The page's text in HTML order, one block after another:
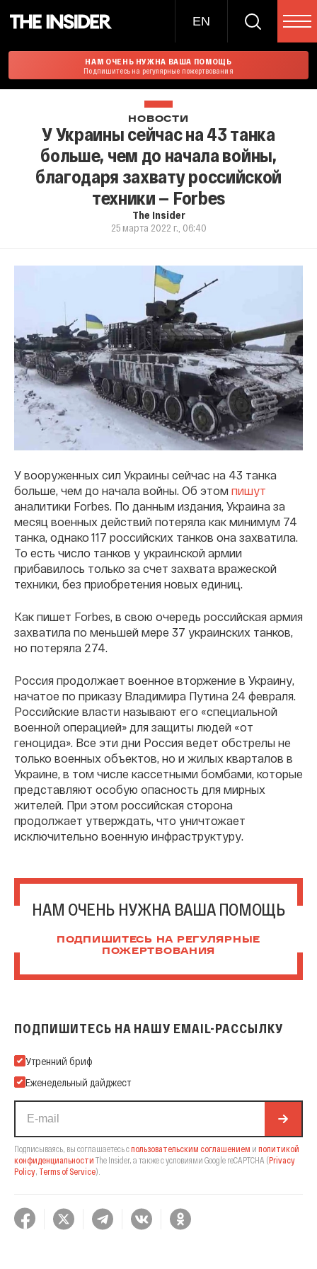
EN
НАМ ОЧЕНЬ НУЖНА ВАША ПОМОЩЬ
Подпишитесь на регулярные пожертвования
НОВОСТИ
У Украины сейчас на 43 танка
больше, чем до начала войны,
благодаря захвату российской
техники — Forbes
The Insider
25 марта 2022 г., 06:40
У вооруженных сил Украины сейчас на 43 танка
больше, чем до начала войны. Об этом пишут
аналитики Forbes. По данным издания, Украина за
месяц военных действий потеряла как минимум 74
танка, однако 117 российских танков она захватила.
То есть число танков у украинской армии
прибавилось только за счет захвата вражеской
техники, без приобретения новых единиц.
Как пишет Forbes, в свою очередь российская армия
захватила по меньшей мере 37 украинских танков,
но потеряла 274.
Россия продолжает военное вторжение в Украину,
начатое по приказу Владимира Путина 24 февраля.
Российские власти называют его «специальной
военной операцией» для защиты людей «от
геноцида». Все эти дни Россия ведет обстрелы не
только военных объектов, но и жилых кварталов в
Украине, в том числе кассетными бомбами, которые
представляют особую опасность для мирных
жителей. При этом российская сторона
продолжает утверждать, что уничтожает
исключительно военную инфраструктуру.
НАМ ОЧЕНЬ НУЖНА ВАША ПОМОЩЬ
ПОДПИШИТЕСЬ НА РЕГУЛЯРНЫЕ
ПОЖЕРТВОВАНИЯ
ПОДПИШИТЕСЬ НА НАШУ EMAIL-РАССЫЛКУ
Подпишитесь на нашу Email-рассылку
Утренний бриф
Еженедельный дайджест
Подписываясь, вы соглашаетесь спользовательским соглашением и политикой
конфиденциальности The Insider, а также с условиями Google reCAPTCHA (Privacy
Policy, Terms of Service).